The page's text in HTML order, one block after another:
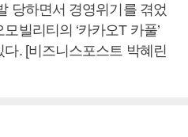
당하면서 경영위기를 겪었
빌리티의 ‘카카오T 카풀’
. [비즈니스포스트 박혜린